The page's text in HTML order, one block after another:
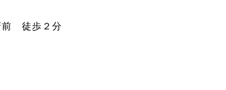
前 徒歩２分